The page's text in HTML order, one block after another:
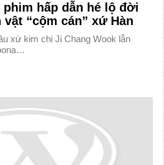
phim hấp dẫn hé lộ đời
“cộm cán” xứ Hàn
xứ kim chi Ji Chang Wook lẫn